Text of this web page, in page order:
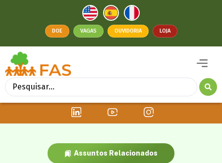
DOE VAGAS OUVIDORIA LOJA
Assuntos Relacionados